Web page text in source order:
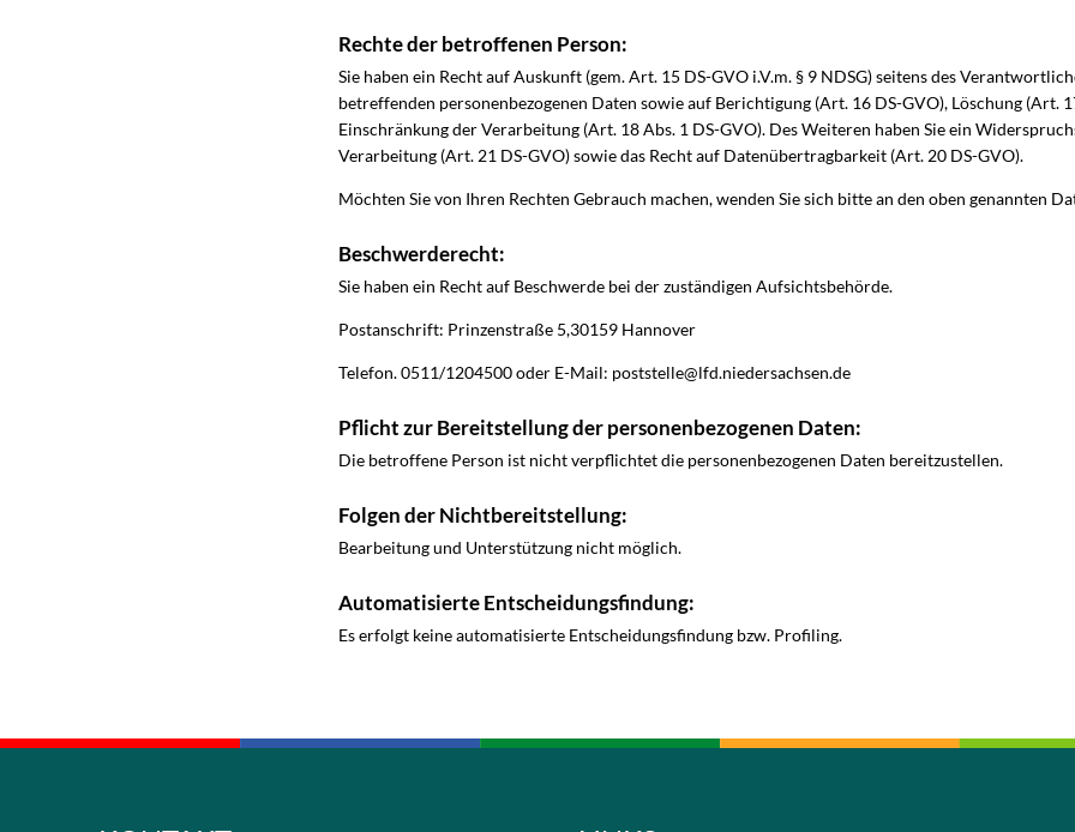
Rechte der betroffenen Person:
Sie haben ein Recht auf Auskunft (gem. Art. 15 DS-GVO i.V.m. § 9 NDSG) seitens des
betreffenden personenbezogenen Daten sowie auf Berichtigung (Art. 16 DS-GVO), Löschung (Art.
Einschränkung der Verarbeitung (Art. 18 Abs. 1 DS-GVO). Des Weiteren haben Sie ein
Verarbeitung (Art. 21 DS-GVO) sowie das Recht auf Datenübertragbarkeit (Art. 20 DS-GVO).
Möchten Sie von Ihren Rechten Gebrauch machen, wenden Sie sich bitte an den oben genannten
Beschwerderecht:
Sie haben ein Recht auf Beschwerde bei der zuständigen Aufsichtsbehörde.
Postanschrift: Prinzenstraße 5,30159 Hannover
Telefon. 0511/1204500 oder E-Mail: poststelle@lfd.niedersachsen.de
Pflicht zur Bereitstellung der personenbezogenen Daten:
Die betroffene Person ist nicht verpflichtet die personenbezogenen Daten bereitzustellen.
Folgen der Nichtbereitstellung:
Bearbeitung und Unterstützung nicht möglich.
Automatisierte Entscheidungsfindung:
Es erfolgt keine automatisierte Entscheidungsfindung bzw. Profiling.